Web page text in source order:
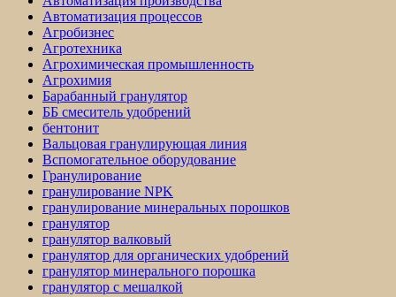
Автоматизация процессов
Агробизнес
Агротехника
Агрохимическая промышленность
Агрохимия
Барабанный гранулятор
ББ смеситель удобрений
бентонит
Вальцовая гранулирующая линия
Вспомогательное оборудование
Гранулирование
гранулирование NPK
гранулирование минеральных порошков
гранулятор
гранулятор валковый
гранулятор для органических удобрений
гранулятор минерального порошка
гранулятор с мешалкой